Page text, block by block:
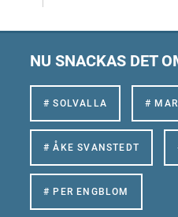
NU SNACKAS DET
# SOLVALLA #
# ÅKE SVANSTEDT
# PER ENGBLOM